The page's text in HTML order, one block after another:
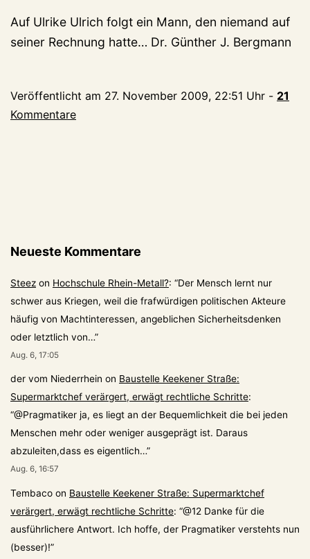
Auf Ulrike Ulrich folgt ein Mann, den niemand auf
seiner Rechnung hatte… Dr. Günther J. Bergmann
Veröffentlicht am 27. November 2009, 22:51 Uhr - 21
Kommentare
Neueste Kommentare
Steez on Hochschule Rhein-Metall?: “Der Mensch lernt nur
schwer aus Kriegen, weil die frafwürdigen politischen Akteure
häufig von Machtinteressen, angeblichen Sicherheitsdenken
oder letztlich von…”
Aug. 6, 17:05
der vom Niederrhein on Baustelle Keekener Straße:
Supermarktchef verärgert, erwägt rechtliche Schritte:
“@Pragmatiker ja, es liegt an der Bequemlichkeit die bei jeden
Menschen mehr oder weniger ausgeprägt ist. Daraus
abzuleiten,dass es eigentlich…”
Aug. 6, 16:57
Tembaco on Baustelle Keekener Straße: Supermarktchef
verärgert, erwägt rechtliche Schritte: “@12 Danke für die
ausführlichere Antwort. Ich hoffe, der Pragmatiker verstehts nun
(besser)!”